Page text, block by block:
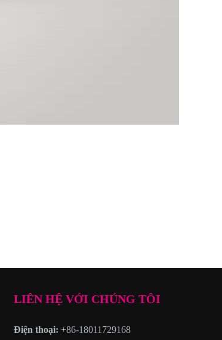
LIÊN HỆ VỚI CHÚNG TÔI
Điện thoại: +86-18011729168